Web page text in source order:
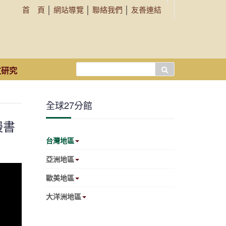
首 頁 網站導覽 聯絡我們 友善連結
究
尋...
全球27分館
台灣地區
亞洲地區
歐美地區
大洋洲地區